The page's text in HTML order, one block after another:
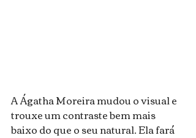
A Ágatha Moreira mudou o visual e
trouxe um contraste bem mais
baixo do que o seu natural. Ela fará